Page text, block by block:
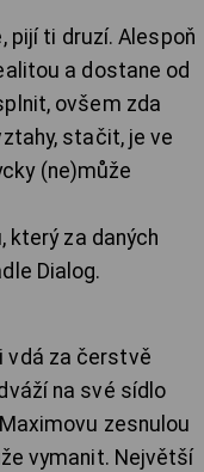
pijí ti druzí. Alespoň
a dostane od
ovšem zda
stačit, je ve
(ne)může
který za daných
Dialog.
vdá za čerstvě
na své sídlo
zesnulou
vymanit. Největší